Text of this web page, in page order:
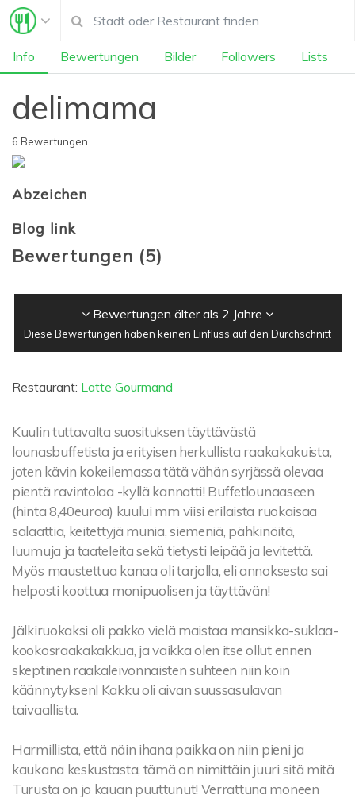
Info Bewertungen Bilder Followers Lists
delimama
6 Bewertungen
Abzeichen
Blog link
Bewertungen (5)
Bewertungen älter als 2 Jahre
Diese Bewertungen haben keinen Einfluss auf den Durchschnitt
Restaurant: Latte Gourmand
Kuulin tuttavalta suosituksen täyttävästä
lounasbuffetista ja erityisen herkullista raakakakuista,
joten kävin kokeilemassa tätä vähän syrjässä olevaa
pientä ravintolaa -kyllä kannatti! Buffetlounaaseen
(hinta 8,40euroa) kuului mm viisi erilaista ruokaisaa
salaattia, keitettyjä munia, siemeniä, pähkinöitä,
luumuja ja taateleita sekä tietysti leipää ja levitettä.
Myös maustettua kanaa oli tarjolla, eli annoksesta sai
helposti koottua monipuolisen ja täyttävän!
Jälkiruokaksi oli pakko vielä maistaa mansikka-suklaa-
kookosraakakakkua, ja vaikka olen itse ollut ennen
skeptinen raakaleivonnaisten suhteen niin koin
käännytyksen! Kakku oli aivan suussasulavan
taivaallista.
Harmillista, että näin ihana paikka on niin pieni ja
kaukana keskustasta, tämä on nimittäin juuri sitä mitä
Turusta on jo kauan puuttunut! Verrattuna moneen